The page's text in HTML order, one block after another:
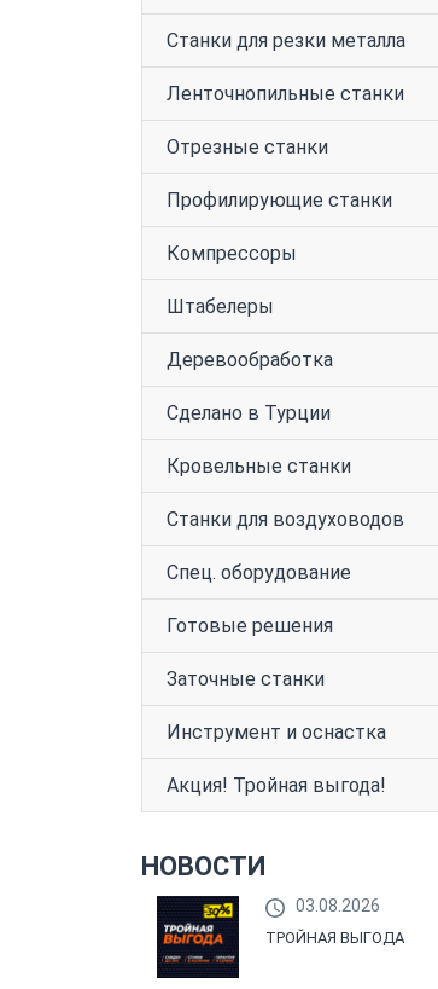
Станки для резки металла
Ленточнопильные станки
Отрезные станки
Профилирующие станки
Компрессоры
Штабелеры
Деревообработка
Сделано в Турции
Кровельные станки
Станки для воздуховодов
Спец. оборудование
Готовые решения
Заточные станки
Инструмент и оснастка
Акция! Тройная выгода!
НОВОСТИ
03.08.2026
ТРОЙНАЯ ВЫГОДА